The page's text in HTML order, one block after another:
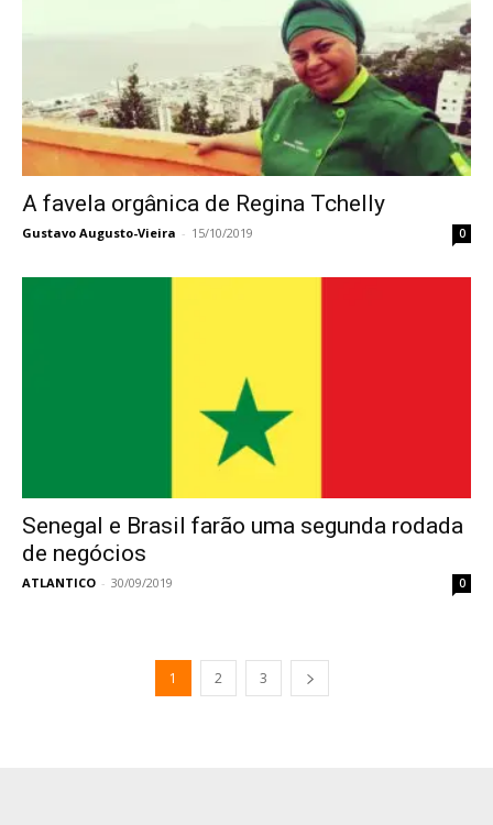
A favela orgânica de Regina Tchelly
Gustavo Augusto-Vieira - 15/10/2019 0
Senegal e Brasil farão uma segunda rodada
de negócios
ATLANTICO - 30/09/2019 0
1 2 3